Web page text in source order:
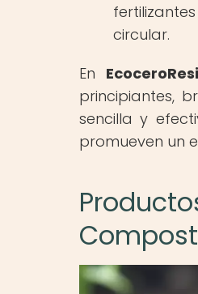
circular.
En
principiantes,
sencilla y
promueven un